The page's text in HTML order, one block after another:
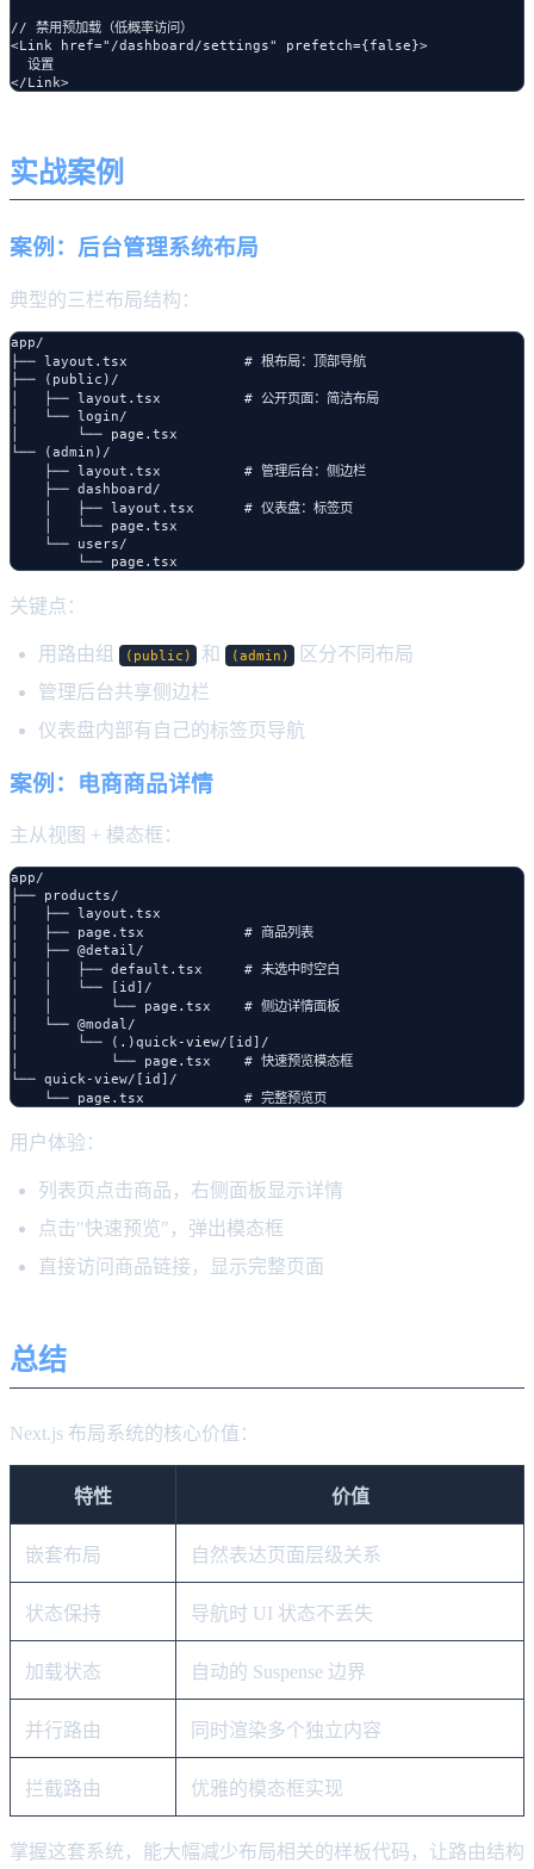
// 禁用预加载（低概率访问）
<Link href="/dashboard/settings" prefetch={false}>
  设置
实战案例
案例：后台管理系统布局
典型的三栏布局结构：
app/
├── layout.tsx              # 根布局：顶部导航
├── (public)/
│   ├── layout.tsx          # 公开页面：简洁布局
│   └── login/
│       └── page.tsx
└── (admin)/
    ├── layout.tsx          # 管理后台：侧边栏
    ├── dashboard/
    │   ├── layout.tsx      # 仪表盘：标签页
    │   └── page.tsx
    └── users/
关键点：
用路由组 (public) 和 (admin)
区分不同布局
管理后台共享侧边栏
仪表盘内部有自己的标签页导航
案例：电商商品详情
主从视图 + 模态框：
app/
├── products/
│   ├── layout.tsx
│   ├── page.tsx            # 商品列表
│   ├── @detail/
│   │   ├── default.tsx     # 未选中时空白
│   │   └── [id]/
│   │       └── page.tsx    # 侧边详情面板
│   └── @modal/
│       └── (.)quick-view/[id]/
│           └── page.tsx    # 快速预览模态框
└── quick-view/[id]/
用户体验：
列表页点击商品，右侧面板显示详情
点击"快速预览"，弹出模态框
直接访问商品链接，显示完整页面
总结
Next.js 布局系统的核心价值：
特性 价值
嵌套布局 自然表达页面层级关系
状态保持 导航时 UI 状态不丢失
加载状态 自动的 Suspense 边界
并行路由 同时渲染多个独立内容
拦截路由 优雅的模态框实现
掌握这套系统，能大幅减少布局相关的样板代码，让路由结构